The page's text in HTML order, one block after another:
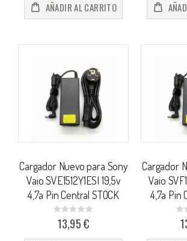
AÑADIR AL CARRITO
Cargador Nuevo para Sony
Vaio SVE1512Y1ESI 19,5v
4,7a Pin Central STOCK
Rating:
0%13,95 €
Cargador
Vaio
4,7a Pin
0%